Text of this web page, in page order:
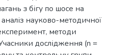
з бігу по шосе на
науково-методичної
методи
дослідження (n =